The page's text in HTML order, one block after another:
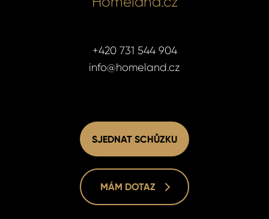
+420 731 544 904
info@homeland.cz
SJEDNAT SCHŮZKU
MÁM DOTAZ